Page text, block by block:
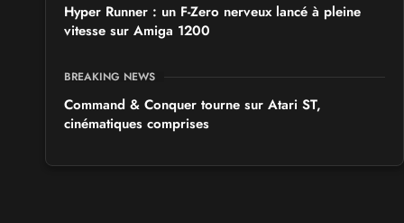
Hyper Runner : un F-Zero nerveux lancé à pleine
vitesse sur Amiga 1200
BREAKING NEWS
Command & Conquer tourne sur Atari ST,
cinématiques comprises